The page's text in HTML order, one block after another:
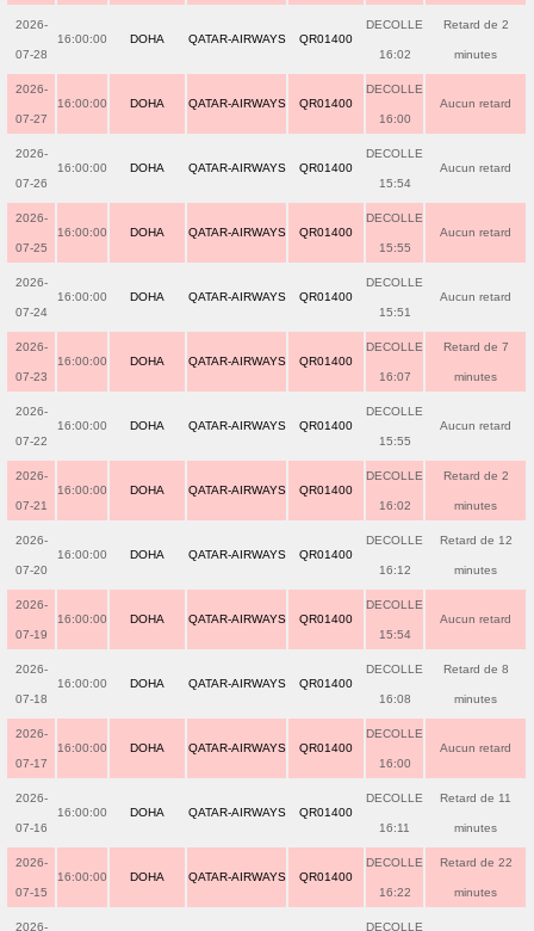
2026-
07-28
16:00:00 DOHA QATAR-AIRWAYS QR01400
DECOLLE
16:02
Retard de 2
minutes
2026-
07-27
16:00:00 DOHA QATAR-AIRWAYS QR01400
DECOLLE
16:00
Aucun retard
2026-
07-26
16:00:00 DOHA QATAR-AIRWAYS QR01400
DECOLLE
15:54
Aucun retard
2026-
07-25
16:00:00 DOHA QATAR-AIRWAYS QR01400
DECOLLE
15:55
Aucun retard
2026-
07-24
16:00:00 DOHA QATAR-AIRWAYS QR01400
DECOLLE
15:51
Aucun retard
2026-
07-23
16:00:00 DOHA QATAR-AIRWAYS QR01400
DECOLLE
16:07
Retard de 7
minutes
2026-
07-22
16:00:00 DOHA QATAR-AIRWAYS QR01400
DECOLLE
15:55
Aucun retard
2026-
07-21
16:00:00 DOHA QATAR-AIRWAYS QR01400
DECOLLE
16:02
Retard de 2
minutes
2026-
07-20
16:00:00 DOHA QATAR-AIRWAYS QR01400
DECOLLE
16:12
Retard de 12
minutes
2026-
07-19
16:00:00 DOHA QATAR-AIRWAYS QR01400
DECOLLE
15:54
Aucun retard
2026-
07-18
16:00:00 DOHA QATAR-AIRWAYS QR01400
DECOLLE
16:08
Retard de 8
minutes
2026-
07-17
16:00:00 DOHA QATAR-AIRWAYS QR01400
DECOLLE
16:00
Aucun retard
2026-
07-16
16:00:00 DOHA QATAR-AIRWAYS QR01400
DECOLLE
16:11
Retard de 11
minutes
2026-
07-15
16:00:00 DOHA QATAR-AIRWAYS QR01400
DECOLLE
16:22
Retard de 22
minutes
2026- DECOLLE